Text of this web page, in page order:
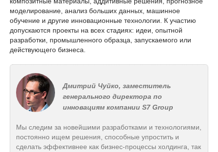
моделирование, анализ больших данных, машинное
обучение и другие инновационные технологии. К участию
допускаются проекты на всех стадиях: идеи, опытной
разработки, промышленного образца, запускаемого или
действующего бизнеса.
Дмитрий Чуйко, заместитель
генерального директора по
инновациям компании S7 Group
Мы следим за новейшими разработками и технологиями,
постоянно ищем решения, способные упростить и
сделать эффективнее как бизнес-процессы холдинга, так